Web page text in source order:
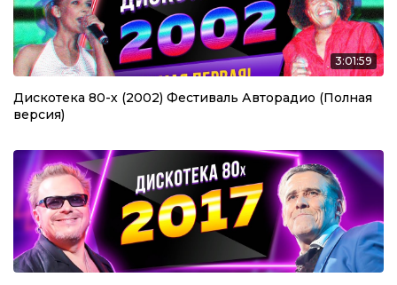
3:01:59
Дискотека 80-х (2002) Фестиваль Авторадио (Полная
версия)